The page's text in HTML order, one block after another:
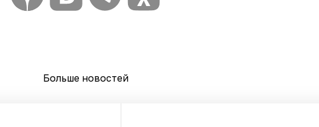
Больше новостей